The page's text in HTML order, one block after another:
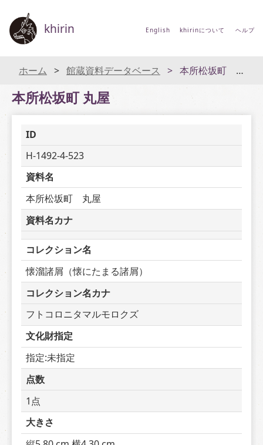
khirin English khirinについて ヘルプ
ホーム 館蔵資料データベース 本所松坂町 丸屋
本所松坂町 丸屋
ID
H-1492-4-523
資料名
本所松坂町　丸屋
資料名カナ
コレクション名
懐溜諸屑（懐にたまる諸屑）
コレクション名カナ
フトコロニタマルモロクズ
文化財指定
指定:未指定
点数
1点
大きさ